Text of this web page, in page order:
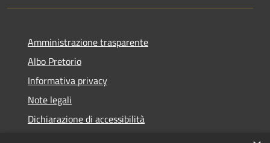
Amministrazione trasparente
Albo Pretorio
Informativa privacy
Note legali
Dichiarazione di accessibilità